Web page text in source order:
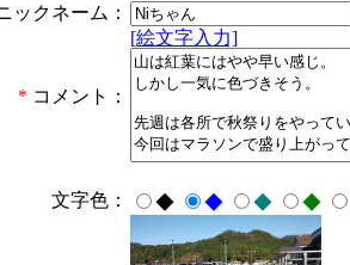
ックネーム：
* コメント：
[絵文字入力]
文字色：
◆ ◆ ◆ ◆